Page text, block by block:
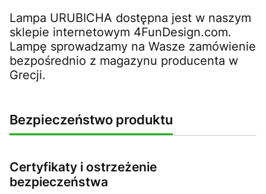
Lampa URUBICHA dostępna jest w naszym
sklepie internetowym 4FunDesign.com.
Lampę sprowadzamy na Wasze zamówienie
bezpośrednio z magazynu producenta w
Grecji.
Bezpieczeństwo produktu
Certyfikaty i ostrzeżenie
bezpieczeństwa